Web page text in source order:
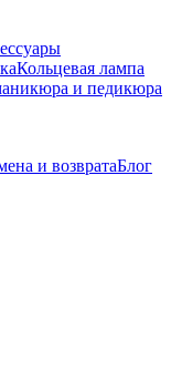
Кольцевая лампа
и педикюра
и возвратаБлог